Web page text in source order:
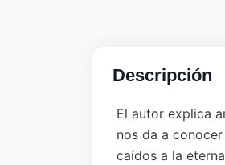
Descripción
El autor explica
nos da a
caídos a la